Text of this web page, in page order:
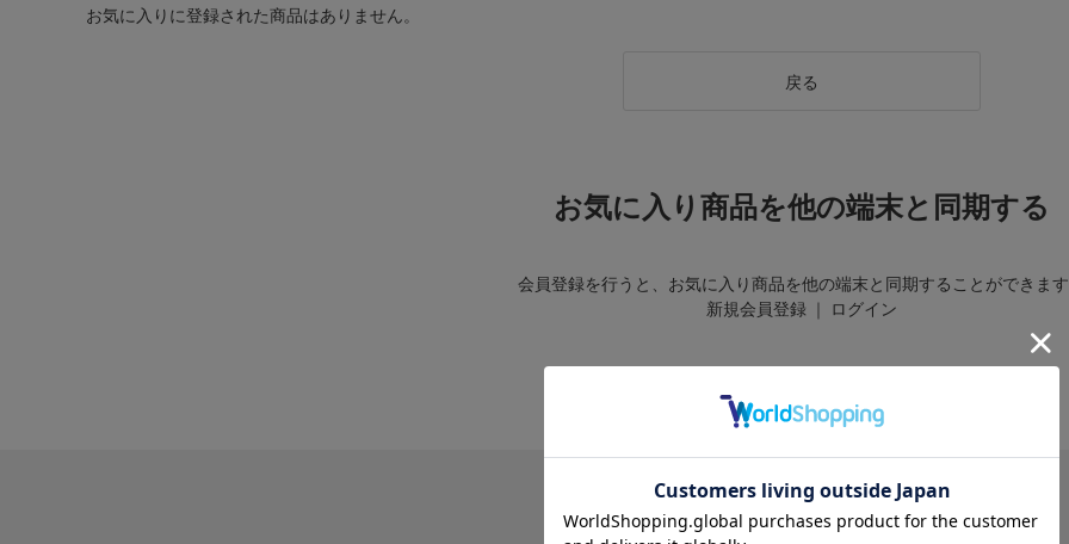
お気に入りに登録された商品はありません。
戻る
お気に入り商品を他の端末と同期する
会員登録を行うと、お気に入り商品を他の端末と同期することができます
新規会員登録 ｜ ログイン